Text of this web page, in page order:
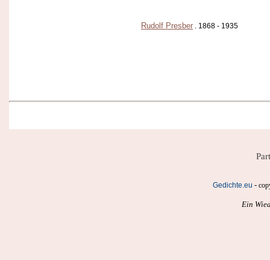
Rudolf Presber . 1868 - 1935
Gedichte.eu -
Ein